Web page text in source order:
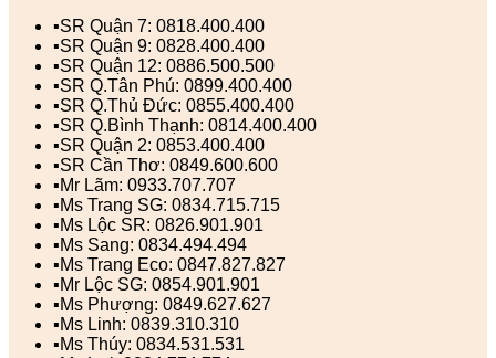
▪️SR Quận 7: 0818.400.400
▪️SR Quận 9: 0828.400.400
▪️SR Quận 12: 0886.500.500
▪️SR Q.Tân Phú: 0899.400.400
▪️SR Q.Thủ Đức: 0855.400.400
▪️SR Q.Bình Thạnh: 0814.400.400
▪️SR Quận 2: 0853.400.400
▪️SR Cần Thơ: 0849.600.600
▪️Mr Lãm: 0933.707.707
▪️Ms Trang SG: 0834.715.715
▪️Ms Lộc SR: 0826.901.901
▪️Ms Sang: 0834.494.494
▪️Ms Trang Eco: 0847.827.827
▪️Mr Lộc SG: 0854.901.901
▪️Ms Phượng: 0849.627.627
▪️Ms Linh: 0839.310.310
▪️Ms Thúy: 0834.531.531